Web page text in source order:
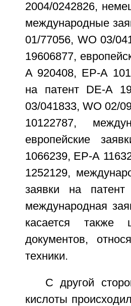
2004/0242826,
международные
01/77056, WO 03/
19606877,
А 920408, ЕР-А
на патент DE-A
03/041833, WO 02/
10122787,
европейские
1066239, ЕР-А
1252129,
заявки на
международная
касается также
документов,
техники.
С другой
кислоты